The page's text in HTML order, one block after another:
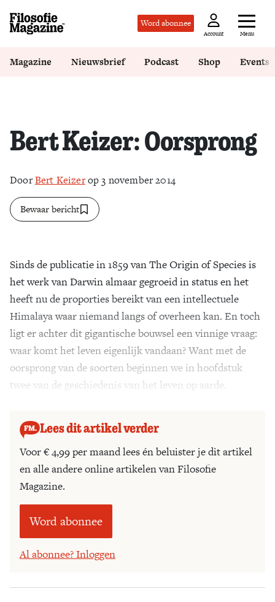
Word abonnee
Account Menu
Zoek
Magazine Nieuwsbrief Podcast Shop Events
Bert Keizer: Oorsprong
DoorBert Keizerop 3 november 2014
Bewaar bericht
Sinds de publicatie in 1859 van The Origin of Species is
het werk van Darwin almaar gegroeid in status en het
heeft nu de proporties bereikt van een intellectuele
Himalaya waar niemand langs of overheen kan. En toch
ligt er achter dit gigantische bouwsel een vinnige vraag:
waar komt het leven eigenlijk vandaan? Want met de
oorsprong van de soorten beginnen we in hoofdstuk
twee van de geschiedenis van het leven op aarde.
Lees dit artikel verder
Voor € 4,99 per maand lees én beluister je dit artikel
en alle andere online artikelen van Filosofie
Magazine.
Word abonnee
Al abonnee? Inloggen